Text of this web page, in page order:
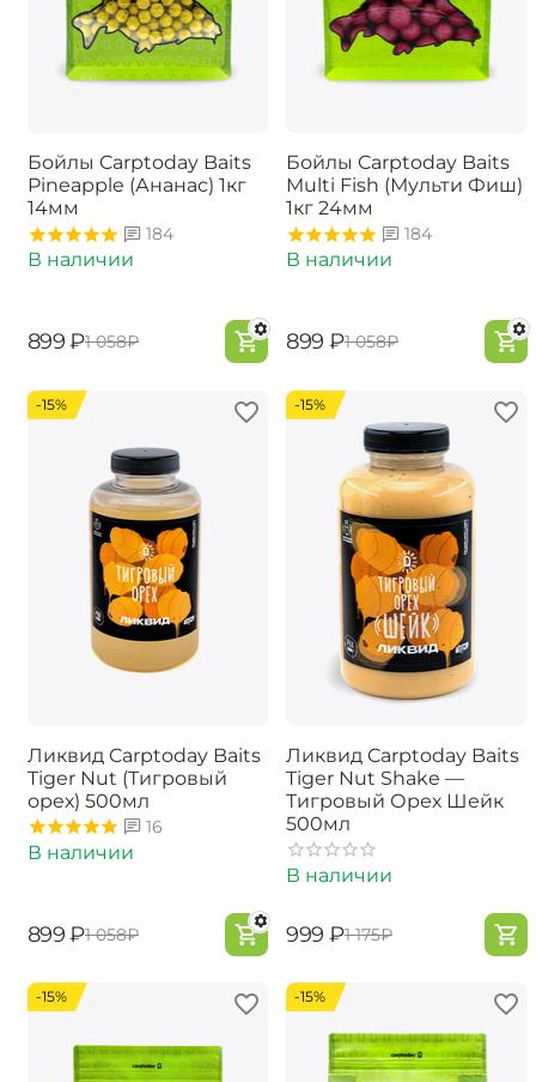
Бойлы Carptoday Baits
Pineapple (Ананас) 1кг
14мм
184
В наличии
‍899‍ ₽‍1 058‍₽
Бойлы Carptoday Baits
Multi Fish (Мульти Фиш)
1кг 24мм
184
В наличии
‍899‍ ₽‍1 058‍₽
-15%
Ликвид Carptoday Baits
Tiger Nut (Тигровый
орех) 500мл
16
В наличии
‍899‍ ₽‍1 058‍₽
-15%
Ликвид Carptoday Baits
Tiger Nut Shake —
Тигровый Орех Шейк
500мл
В наличии
‍999‍ ₽‍1 175‍₽
-15% -15%